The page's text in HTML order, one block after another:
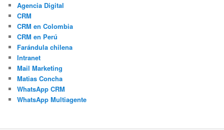
Agencia Digital
CRM
CRM en Colombia
CRM en Perú
Farándula chilena
Intranet
Mail Marketing
Matias Concha
WhatsApp CRM
WhatsApp Multiagente